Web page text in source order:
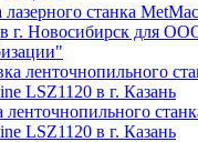
лазерного станка
г. Новосибирск для
ленточнопильного
LSZ1120 в г. Казань